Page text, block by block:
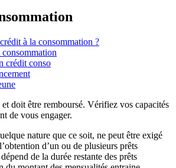
à la consommation ?
crédit conso
doit être remboursé. Vérifiez vos capacités
de vous engager.
nature que ce soit, ne peut être exigé
d’un ou de plusieurs prêts
de la durée restante des prêts